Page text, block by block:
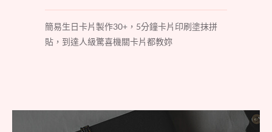
簡易生日卡片製作30+，5分鐘卡片印刷塗抹拼
貼，到達人級驚喜機關卡片都教妳